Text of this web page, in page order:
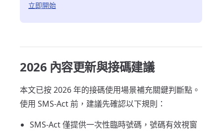
立即開始
2026 內容更新與接碼建議
本文已按 2026 年的接碼使用場景補充關鍵判斷點。
使用 SMS-Act 前，建議先確認以下規則：
SMS-Act 僅提供一次性臨時號碼，號碼有效視窗